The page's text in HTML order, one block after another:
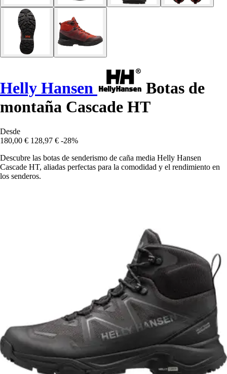
Helly Hansen
Botas de
montaña Cascade HT
Desde
180,00 € 128,97 € -28%
Descubre las botas de senderismo de caña media Helly Hansen
Cascade HT, aliadas perfectas para la comodidad y el rendimiento en
los senderos.